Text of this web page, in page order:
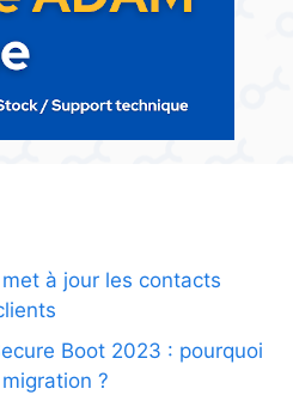
à jour les contacts
Boot 2023 : pourquoi
?